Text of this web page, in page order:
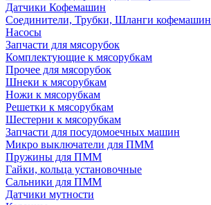
Датчики Кофемашин
Соединители, Трубки, Шланги кофемашин
Насосы
Запчасти для мясорубок
Комплектующие к мясорубкам
Прочее для мясорубок
Шнеки к мясорубкам
Ножи к мясорубкам
Решетки к мясорубкам
Шестерни к мясорубкам
Запчасти для посудомоечных машин
Микро выключатели для ПММ
Пружины для ПММ
Гайки, кольца установочные
Сальники для ПММ
Датчики мутности